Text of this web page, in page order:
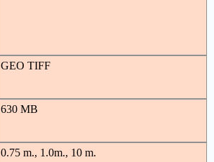
GEO TIFF
630 MB
0.75 m., 1.0m., 10 m.